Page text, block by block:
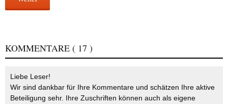
KOMMENTARE ( 17 )
Liebe Leser!
Wir sind dankbar für Ihre Kommentare und schätzen Ihre aktive
Beteiligung sehr. Ihre Zuschriften können auch als eigene